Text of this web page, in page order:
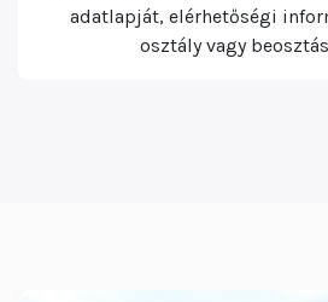
adatlapját, elérhetőségi
osztály vagy